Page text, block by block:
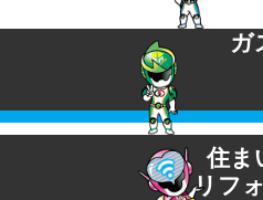
ガ
住ま
リフ